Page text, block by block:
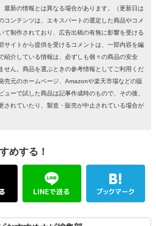
最新の情報とは異なる場合があります。（更新日は
ンテンツは、エキスパートの選定した商品やコメ
て制作されており、広告出稿の有無に影響を受ける
サイトから提供を受けるコメントは、一部内容を編
介している情報は、必ずしも個々の商品の安全
せん。商品を選ぶときの参考情報としてご利用くだ
元のホームページ、Amazonや楽天市場などの販
ーで試した商品は記事作成時のもので、その後、
されていたり、製造・販売が中止されている場合が
めする！